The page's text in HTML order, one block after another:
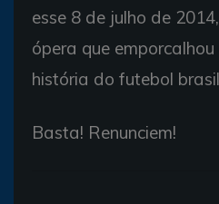
esse 8 de julho de
ópera que
história do futebol
Basta! Renunciem!